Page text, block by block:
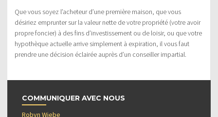
Que vous soyez l’acheteur d’une première maison, que vous
désiriez emprunter sur la valeur nette de votre propriété (votre avoir
propre foncier) à des fins d’investissement ou de loisir, ou que votre
hypothèque actuelle arrive simplement à expiration, il vous faut
prendre une décision éclairée auprès d’un conseiller impartial.
COMMUNIQUER AVEC NOUS
Robyn Wiebe